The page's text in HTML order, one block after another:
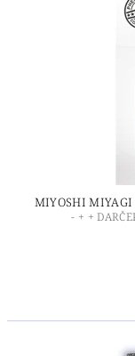
MIYOSHI MIYAGI
- + +